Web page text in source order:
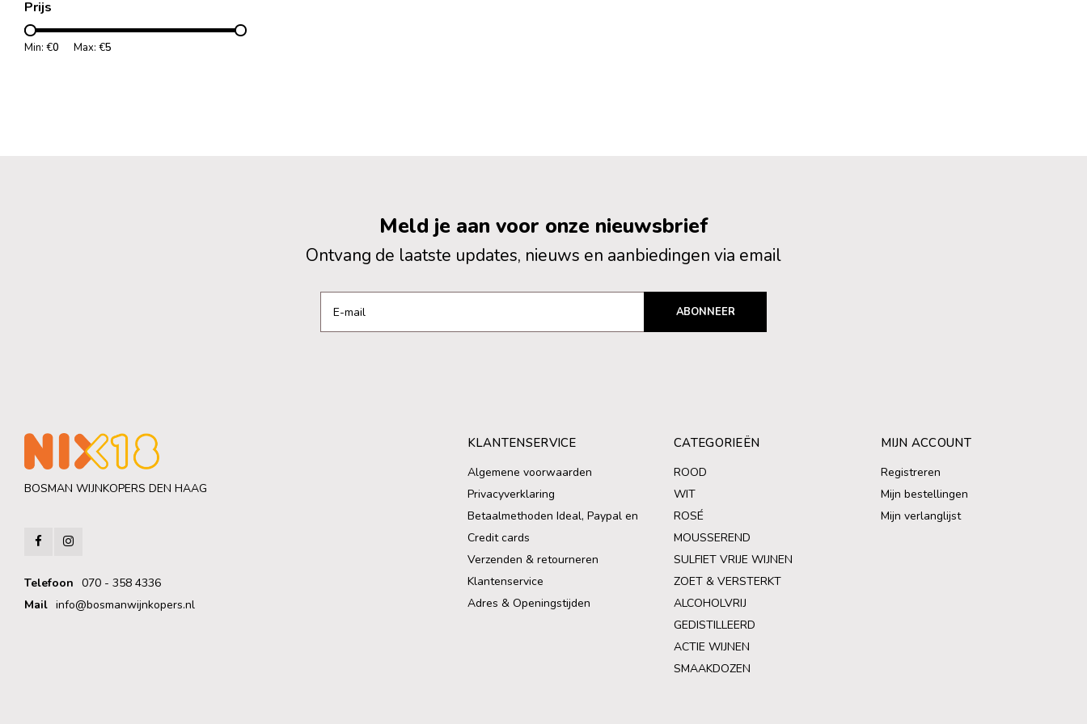
Prijs
Min: €0 Max: €5
Meld je aan voor onze nieuwsbrief
Ontvang de laatste updates, nieuws en aanbiedingen via email
ABONNEER
BOSMAN WIJNKOPERS DEN HAAG
Telefoon 070 - 358 4336
Mail info@bosmanwijnkopers.nl
KLANTENSERVICE
Algemene voorwaarden
Privacyverklaring
Betaalmethoden Ideal, Paypal en
Credit cards
Verzenden & retourneren
Klantenservice
Adres & Openingstijden
CATEGORIEËN
ROOD
WIT
ROSÉ
MOUSSEREND
SULFIET VRIJE WIJNEN
ZOET & VERSTERKT
ALCOHOLVRIJ
GEDISTILLEERD
ACTIE WIJNEN
SMAAKDOZEN
MIJN ACCOUNT
Registreren
Mijn bestellingen
Mijn verlanglijst